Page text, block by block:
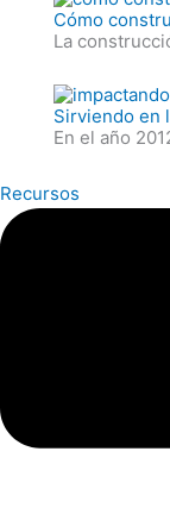
Cómo
La
Sirviendo en
En el año
Recursos